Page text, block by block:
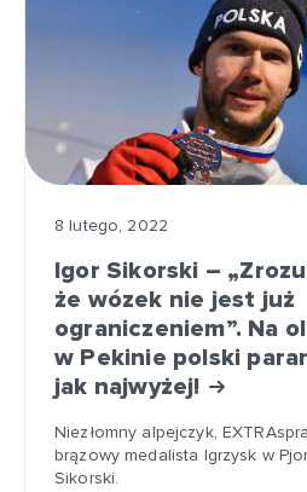
8 lutego, 2022
Igor Sikorski –
że wózek nie jest już
ograniczeniem”. Na
w Pekinie polski
jak najwyżej!
Niezłomny alpejczyk,
brązowy medalista Igrzysk w
Sikorski.